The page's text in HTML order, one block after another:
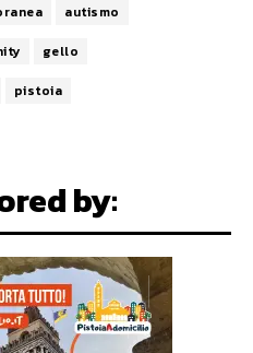
autismo
gello
pistoia
by: